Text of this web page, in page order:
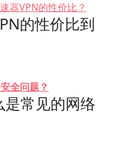
器VPN的性价比？
的性价比到
全问题？
常见的网络